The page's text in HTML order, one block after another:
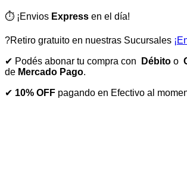
⏱️ ¡Envios Express en el día!
?Retiro gratuito en nuestras Sucursales
✔ Podés abonar tu compra con Débito o
de Mercado Pago.
✔ 10% OFF pagando en Efectivo al